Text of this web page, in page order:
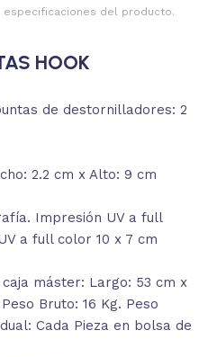
especificaciones del producto.
HOOK
de destornilladores: 2
2.2 cm x Alto: 9 cm
Impresión UV a full
a full color 10 x 7 cm
máster: Largo: 53 cm x
Bruto: 16 Kg. Peso
Cada Pieza en bolsa de